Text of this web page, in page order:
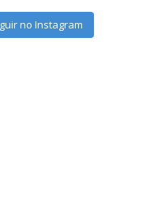
no Instagram